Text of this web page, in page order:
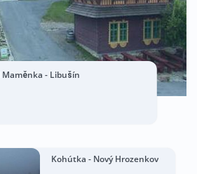
- Libušín
Kohútka - Nový Hrozenkov